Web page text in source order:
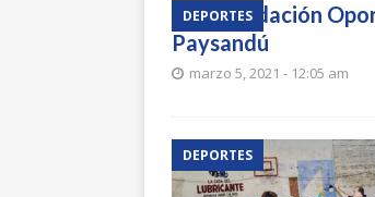
DEPORTES
La Fundación
Paysandú
marzo 5, 2021 - 12:05 am
DEPORTES